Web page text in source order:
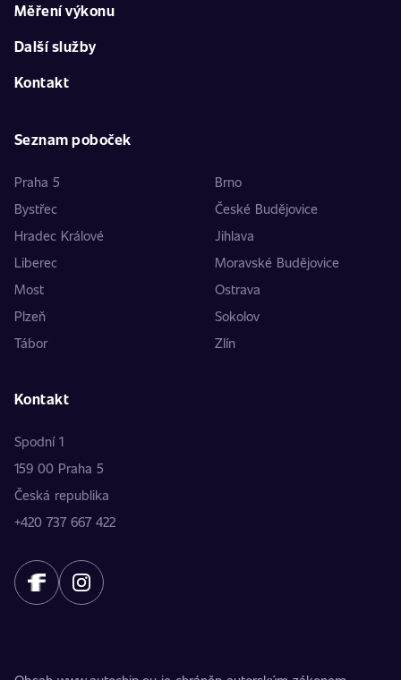
Měření výkonu
Další služby
Kontakt
Seznam poboček
Praha 5
Brno
Bystřec
České Budějovice
Hradec Králové
Jihlava
Liberec
Moravské Budějovice
Most
Ostrava
Plzeň
Sokolov
Tábor
Zlín
Kontakt
Spodní 1
159 00 Praha 5
Česká republika
+420 737 667 422